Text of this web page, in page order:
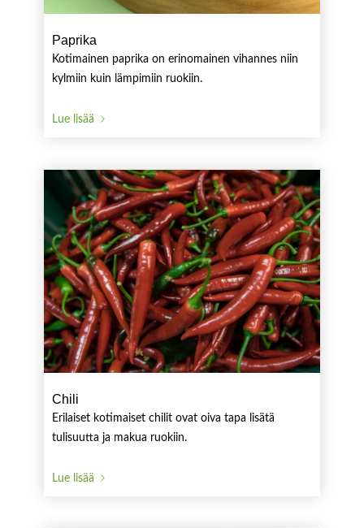
Paprika
Kotimainen paprika on erinomainen vihannes niin
kylmiin kuin lämpimiin ruokiin.
Lue lisää
Chili
Erilaiset kotimaiset chilit ovat oiva tapa lisätä
tulisuutta ja makua ruokiin.
Lue lisää